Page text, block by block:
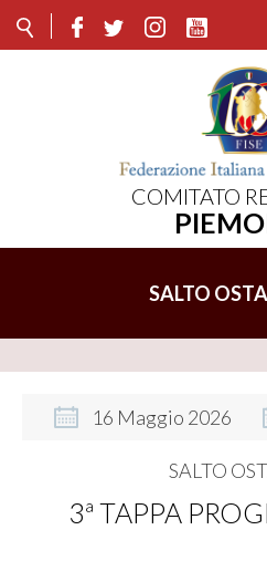
COMITATO
SALTO
16 Maggio 2026
3ª TAPPA
SALTO